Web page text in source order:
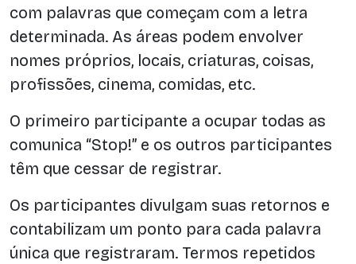
com palavras que começam com a letra
determinada. As áreas podem envolver
nomes próprios, locais, criaturas, coisas,
profissões, cinema, comidas, etc.
O primeiro participante a ocupar todas as
comunica “Stop!” e os outros participantes
têm que cessar de registrar.
Os participantes divulgam suas retornos e
contabilizam um ponto para cada palavra
única que registraram. Termos repetidos